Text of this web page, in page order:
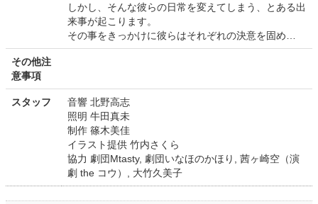
しかし、そんな彼らの日常を変えてしまう、とある出
来事が起こります。
その事をきっかけに彼らはそれぞれの決意を固め…
その他注
意事項
スタッフ
音響 北野高志
照明 牛田真未
制作 篠木美佳
イラスト提供 竹内さくら
協力 劇団Mtasty, 劇団いなほのかほり, 茜ヶ崎空（演
劇 the コウ）, 大竹久美子